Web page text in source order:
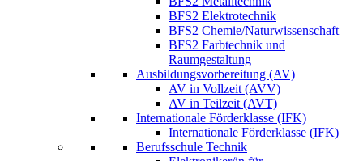
BFS2 Elektrotechnik
BFS2 Chemie/Naturwissenschaft
BFS2 Farbtechnik und
Raumgestaltung
Ausbildungsvorbereitung (AV)
AV in Vollzeit (AVV)
AV in Teilzeit (AVT)
Internationale Förderklasse (IFK)
Internationale Förderklasse (IFK)
Berufsschule Technik